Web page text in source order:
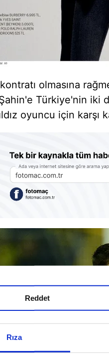
Rıza
Reddet
olmasına
Türkiye'nin iki
oyuncu için karşı